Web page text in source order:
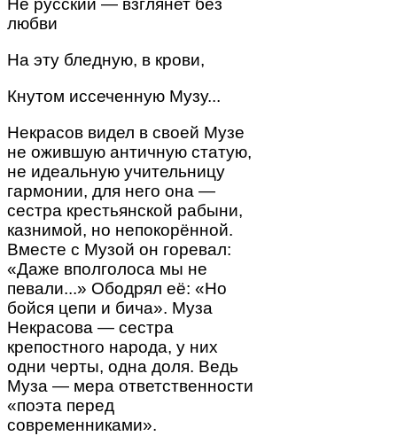
любви
На эту бледную, в крови,
Кнутом иссеченную Музу...
Некрасов видел в своей Музе
не ожившую античную статую,
не идеальную учительницу
гармонии, для него она —
сестра крестьянской рабыни,
казнимой, но непокорённой.
Вместе с Музой он горевал:
«Даже вполголоса мы не
певали...» Ободрял её: «Но
бойся цепи и бича». Муза
Некрасова — сестра
крепостного народа, у них
одни черты, одна доля. Ведь
Муза — мера ответственности
«поэта перед
современниками».